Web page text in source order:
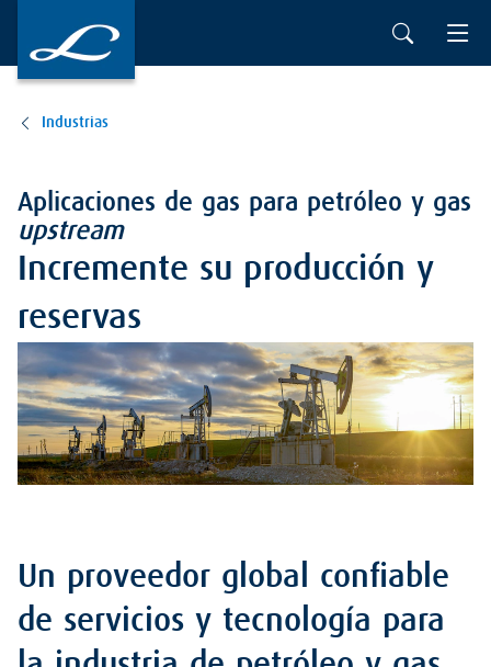
Ir al contenido principal
Industrias
Aplicaciones de gas para petróleo y gas
upstream
Incremente su producción y
reservas
Un proveedor global confiable
de servicios y tecnología para